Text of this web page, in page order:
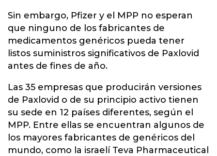
Sin embargo, Pfizer y el MPP no esperan
que ninguno de los fabricantes de
medicamentos genéricos pueda tener
listos suministros significativos de Paxlovid
antes de fines de año.
Las 35 empresas que producirán versiones
de Paxlovid o de su principio activo tienen
su sede en 12 países diferentes, según el
MPP. Entre ellas se encuentran algunos de
los mayores fabricantes de genéricos del
mundo, como la israelí Teva Pharmaceutical